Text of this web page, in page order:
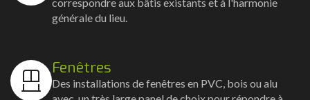
correspondre aux bâtis existants et à l'harmonie
générale du lieu.
Fenêtres
Des installations de fenêtres en PVC, bois ou alu